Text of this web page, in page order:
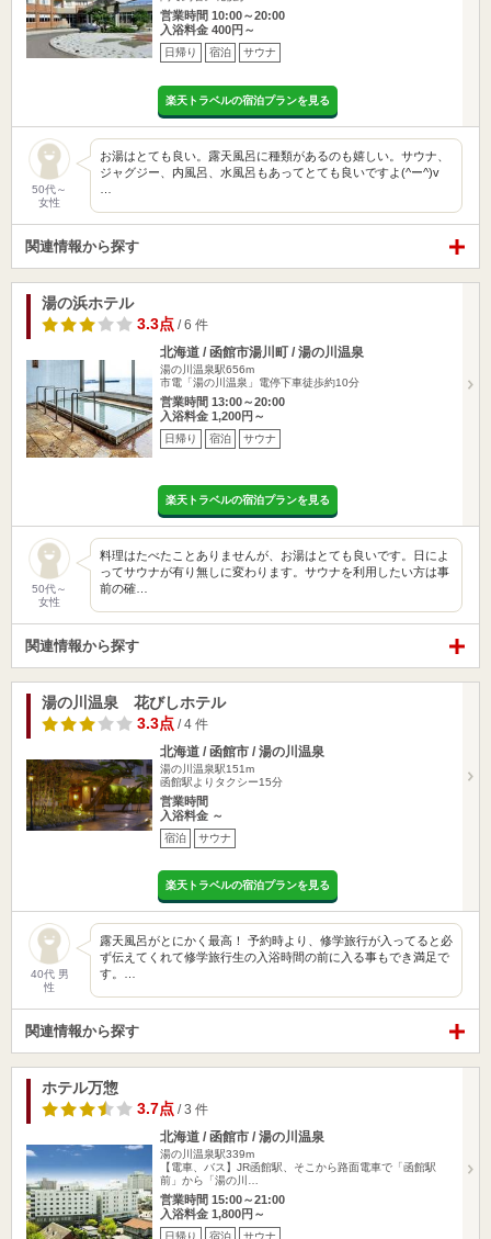
営業時間 10:00～20:00
入浴料金 400円～
日帰り 宿泊 サウナ
楽天トラベルの宿泊プランを見る
50代～
女性
お湯はとても良い。露天風呂に種類があるのも嬉しい。サウナ、
ジャグジー、内風呂、水風呂もあってとても良いですよ(^ー^)v
関連情報から探す
湯の浜ホテル
3.3点 / 6 件
北海道 / 函館市湯川町 / 湯の川温泉
湯の川温泉駅656m
市電「湯の川温泉」電停下車徒歩約10分
営業時間 13:00～20:00
入浴料金 1,200円～
日帰り 宿泊 サウナ
楽天トラベルの宿泊プランを見る
50代～
女性
料理はたべたことありませんが、お湯はとても良いです。日によ
ってサウナが有り無しに変わります。サウナを利用したい方は事
前の確…
関連情報から探す
湯の川温泉 花びしホテル
3.3点 / 4 件
北海道 / 函館市 / 湯の川温泉
湯の川温泉駅151m
函館駅よりタクシー15分
営業時間
入浴料金 ～
宿泊 サウナ
楽天トラベルの宿泊プランを見る
40代 男
性
露天風呂がとにかく最高！ 予約時より、修学旅行が入ってると必
ず伝えてくれて修学旅行生の入浴時間の前に入る事もでき満足で
す。…
関連情報から探す
ホテル万惣
3.7点 / 3 件
北海道 / 函館市 / 湯の川温泉
湯の川温泉駅339m
【電車、バス】JR函館駅、そこから路面電車で「函館駅
前」から「湯の川…
営業時間 15:00～21:00
入浴料金 1,800円～
日帰り 宿泊 サウナ